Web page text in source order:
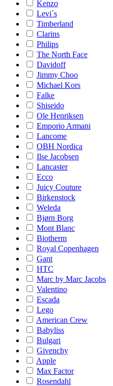
Kenzo
Levi´s
Timberland
Clarins
Philips
The North Face
Davidoff
Jimmy Choo
Michael Kors
Falke
Shiseido
Ole Henriksen
Emporio Armani
Lancome
OBH Nordica
Ilse Jacobsen
Lancaster
Ecco
Juicy Couture
Birkenstock
Weleda
Bjørn Borg
Mont Blanc
Biotherm
Royal Copenhagen
Gant
HTC
Marc by Marc Jacobs
Valentino
Escada
Lego
American Crew
Babyliss
Bulgari
Givenchy
Apple
Max Factor
Rosendahl